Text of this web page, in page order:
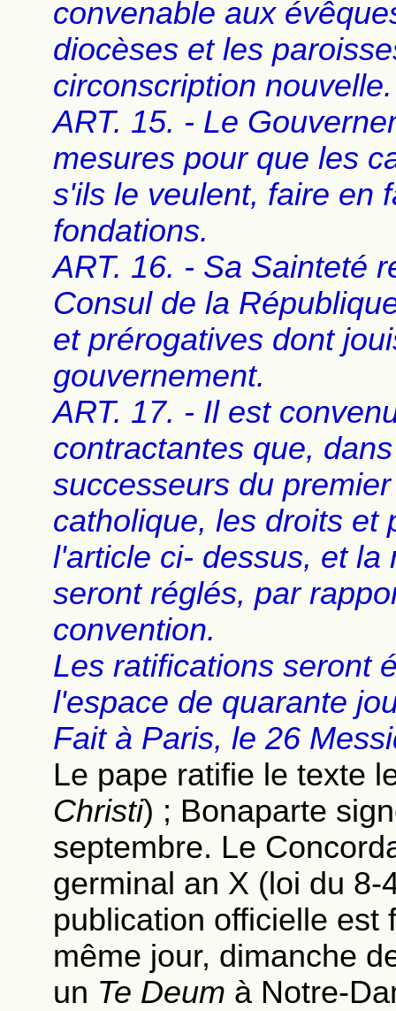
convenable aux
diocèses et les
circonscription nouvelle.
ART. 15. - Le
mesures pour que les
s'ils le veulent, faire en
fondations.
ART. 16. - Sa Sainteté
Consul de la
et prérogatives dont
gouvernement.
ART. 17. - Il est
contractantes que,
successeurs du
catholique, les droits et
l'article ci- dessus, et la
seront réglés, par
convention.
Les ratifications seront
l'espace de quarante
Fait à Paris, le 26
Le pape ratifie le texte
Christi) ; Bonaparte
septembre. Le
germinal an X (loi du 8-
publication officielle est
même jour, dimanche
un Te Deum à Notre-